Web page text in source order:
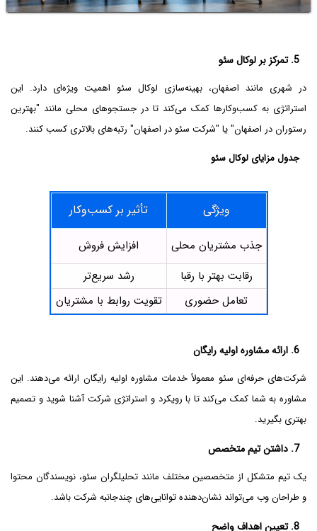
5. تمرکز بر لوکال سئو
در شهری مانند اصفهان، بهینه‌سازی لوکال سئو اهمیت ویژه‌ای دارد. این
استراتژی به کسب‌وکارها کمک می‌کند تا در جستجوهای محلی مانند "بهترین
رستوران در اصفهان" یا "شرکت سئو در اصفهان" رتبه‌های بالاتری کسب کنند.
جدول مزایای لوکال سئو
ویژگی تأثیر بر کسب‌وکار
جذب مشتریان محلی
افزایش فروش
رقابت بهتر با رقبا
رشد سریع‌تر
تعامل حضوری
تقویت روابط با مشتریان
6. ارائه مشاوره اولیه رایگان
شرکت‌های حرفه‌ای سئو معمولاً خدمات مشاوره اولیه رایگان ارائه می‌دهند. این
مشاوره به شما کمک می‌کند تا با رویکرد و استراتژی شرکت آشنا شوید و تصمیم
بهتری بگیرید.
7. داشتن تیم متخصص
یک تیم متشکل از متخصصین مختلف مانند تحلیلگران سئو، نویسندگان محتوا
و طراحان وب می‌تواند نشان‌دهنده توانایی‌های چندجانبه شرکت باشد.
8. تعیین اهداف واضح